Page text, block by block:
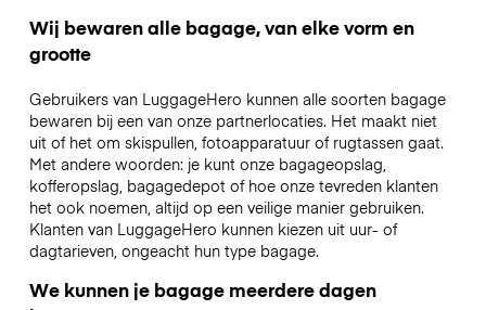
Wij bewaren alle bagage, van elke vorm en
grootte
Gebruikers van LuggageHero kunnen alle soorten bagage
bewaren bij een van onze partnerlocaties. Het maakt niet
uit of het om skispullen, fotoapparatuur of rugtassen gaat.
Met andere woorden: je kunt onze bagageopslag,
kofferopslag, bagagedepot of hoe onze tevreden klanten
het ook noemen, altijd op een veilige manier gebruiken.
Klanten van LuggageHero kunnen kiezen uit uur- of
dagtarieven, ongeacht hun type bagage.
We kunnen je bagage meerdere dagen